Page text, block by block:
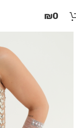
זֶה
לִנְגִישׁוּת
₪0